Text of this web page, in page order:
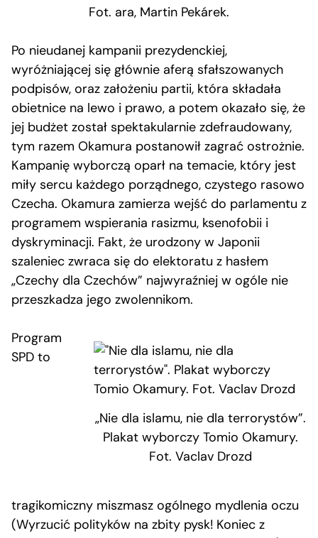
Fot. ara, Martin Pekárek.
Po nieudanej kampanii prezydenckiej,
wyróżniającej się głównie aferą sfałszowanych
podpisów, oraz założeniu partii, która składała
obietnice na lewo i prawo, a potem okazało się, że
jej budżet został spektakularnie zdefraudowany,
tym razem Okamura postanowił zagrać ostrożnie.
Kampanię wyborczą oparł na temacie, który jest
miły sercu każdego porządnego, czystego rasowo
Czecha. Okamura zamierza wejść do parlamentu z
programem wspierania rasizmu, ksenofobii i
dyskryminacji. Fakt, że urodzony w Japonii
szaleniec zwraca się do elektoratu z hasłem
„Czechy dla Czechów” najwyraźniej w ogóle nie
przeszkadza jego zwolennikom.
„Nie dla islamu, nie dla terrorystów”.
Plakat wyborczy Tomio Okamury.
Fot. Vaclav Drozd
Program
SPD to
tragikomiczny miszmasz ogólnego mydlenia oczu
(Wyrzucić polityków na zbity pysk! Koniec z